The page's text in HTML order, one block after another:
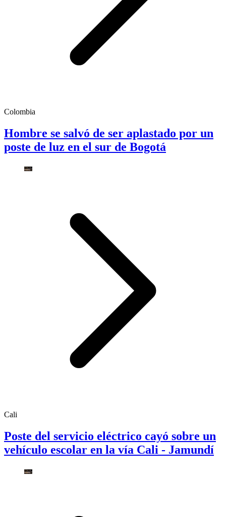
Colombia
Hombre se salvó de ser aplastado por un
poste de luz en el sur de Bogotá
Cali
Poste del servicio eléctrico cayó sobre un
vehículo escolar en la vía Cali - Jamundí